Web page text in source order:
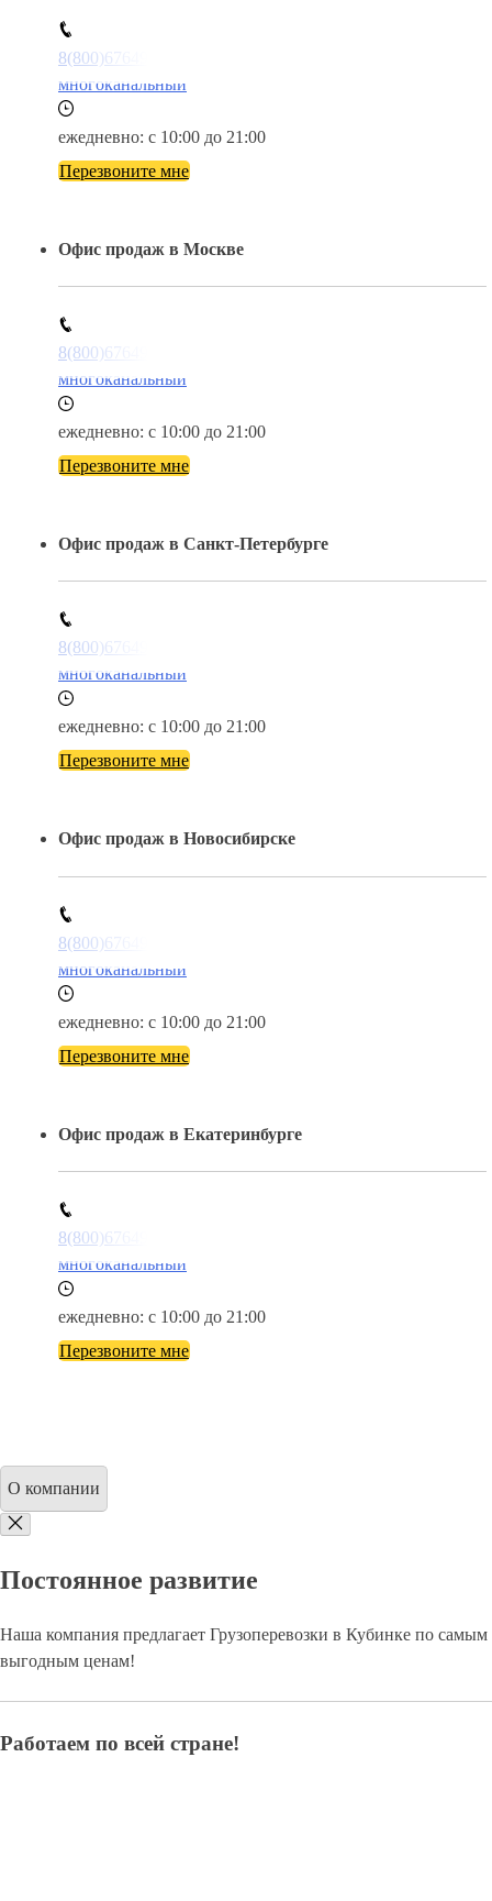
8(800)6764935
многоканальный
ежедневно: с 10:00 до 21:00
Перезвоните мне
Офис продаж в Москве
8(800)6764935
многоканальный
ежедневно: с 10:00 до 21:00
Перезвоните мне
Офис продаж в Санкт-Петербурге
8(800)6764935
многоканальный
ежедневно: с 10:00 до 21:00
Перезвоните мне
Офис продаж в Новосибирске
8(800)6764935
многоканальный
ежедневно: с 10:00 до 21:00
Перезвоните мне
Офис продаж в Екатеринбурге
8(800)6764935
многоканальный
ежедневно: с 10:00 до 21:00
Перезвоните мне
О компании
Постоянное развитие
Наша компания предлагает Грузоперевозки в Кубинке по самым
выгодным ценам!
Работаем по всей стране!